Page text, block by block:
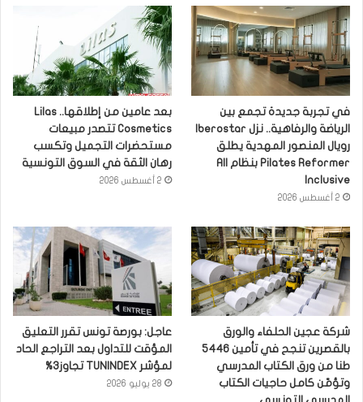
في تجربة جديدة تجمع بين
رويال المنصور المهدية يطلق
Pilates Reformer بنظام All
Inclusive
2 أغسطس 2026
بعد عامين من إطلاقها.. Lilas
Cosmetics تتصدر مبيعات
مستحضرات التجميل وتكسب
رهان الثقة في السوق التونسية
2 أغسطس 2026
شركة عجين الحلفاء والورق
بالقصرين تنجح في تأمين 5446
طنا من ورق الكتاب المدرسي
وتؤمّن كامل حاجيات الكتاب
عاجل: بورصة تونس تقرر التعليق
المؤقت للتداول بعد التراجع الحاد
لمؤشر TUNINDEX تجاوز3%
28 يوليو 2026